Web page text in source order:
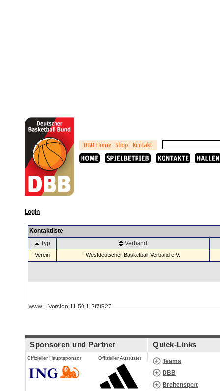
Login
Kontaktliste
Typ
Verband
Verein Westdeutscher Basketball-Verband e.V.
www | Version 11.50.1-2f7f327
Sponsoren und Partner
Offizieller Hauptsponsor Offizieller Ausrüster
Quick-Links
Teams
DBB
Breitensport